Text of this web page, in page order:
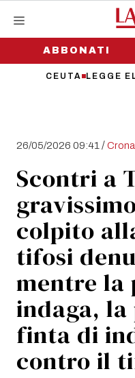
contenutoABBONATI
CEUTA LEGGE
26/05/2026 09:41 /
Scontri a
colpito
tifosi
mentre la
indaga,
finta di
contro il